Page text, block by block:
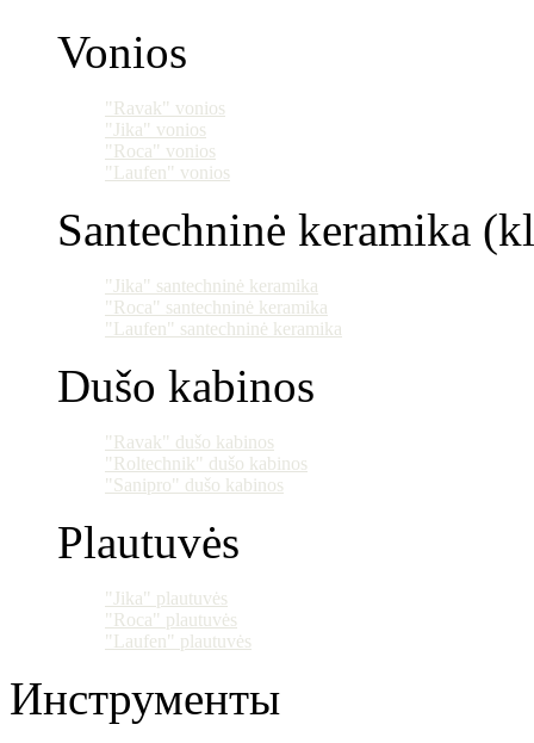
Vonios
"Ravak" vonios
"Jika" vonios
"Roca" vonios
"Laufen" vonios
Santechninė keramika
"Jika" santechninė keramika
"Roca" santechninė keramika
"Laufen" santechninė keramika
Dušo kabinos
"Ravak" dušo kabinos
"Roltechnik" dušo kabinos
"Sanipro" dušo kabinos
Plautuvės
"Jika" plautuvės
"Roca" plautuvės
"Laufen" plautuvės
Инструменты